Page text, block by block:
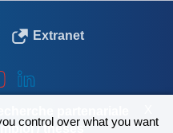
Extranet
/ thèses
control over what you want